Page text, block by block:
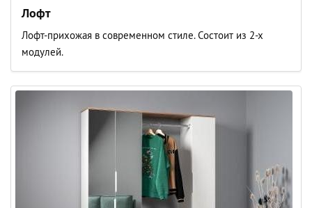
Лофт
Лофт-прихожая в современном стиле. Состоит из 2-х
модулей.